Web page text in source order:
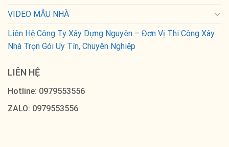
VIDEO MẪU NHÀ
Liên Hệ Công Ty Xây Dựng Nguyên – Đơn Vị Thi Công Xây
Nhà Trọn Gói Uy Tín, Chuyên Nghiệp
LIÊN HỆ
Hotline: 0979553556
ZALO: 0979553556